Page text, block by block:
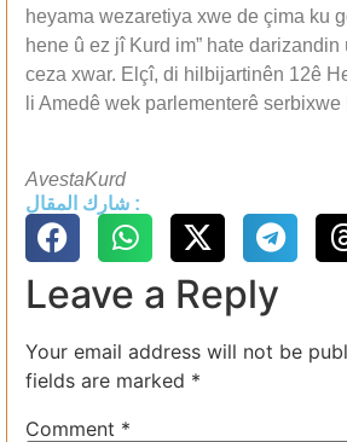
heyama wezaretiya xwe de çima ku
hene û ez jî Kurd im” hate
ceza xwar. Elçî, di hilbijartinên 12ê
li Amedê wek parlementerê
AvestaKurd
شارك المقال :
Leave a Reply
Your email address will not be
fields are marked *
Comment *